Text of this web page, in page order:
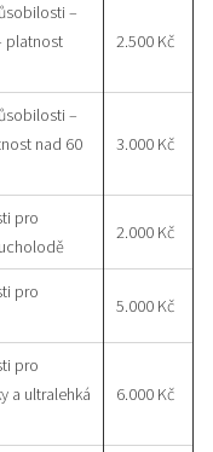
–
platnost
2.500 Kč
–
nad 60
3.000 Kč
pro
2.000 Kč
pro
5.000 Kč
pro
a ultralehká
6.000 Kč